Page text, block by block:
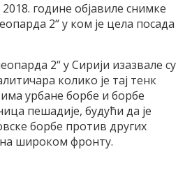
2018. године објавиле снимке
2“ у ком је цела посада
2“ у Сирији изазвале су
колико је тај тенк
урбане борбе и борбе
пешадије, будући да је
борбе против других
широком фронту.